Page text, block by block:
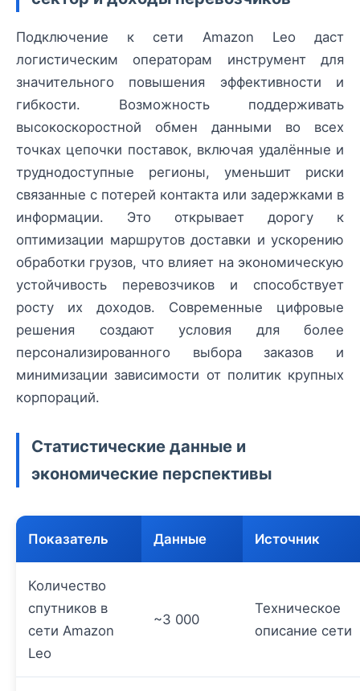
Подключение к сети Amazon Leo даст
логистическим операторам инструмент для
значительного повышения эффективности и
гибкости. Возможность поддерживать
высокоскоростной обмен данными во всех
точках цепочки поставок, включая удалённые и
труднодоступные регионы, уменьшит риски
связанные с потерей контакта или задержками в
информации. Это открывает дорогу к
оптимизации маршрутов доставки и ускорению
обработки грузов, что влияет на экономическую
устойчивость перевозчиков и способствует
росту их доходов. Современные цифровые
решения создают условия для более
персонализированного выбора заказов и
минимизации зависимости от политик крупных
корпораций.
Статистические данные и
экономические перспективы
Показатель Данные Источник
Количество
спутников в
сети Amazon
Leo
~3 000
Техническое
описание сети